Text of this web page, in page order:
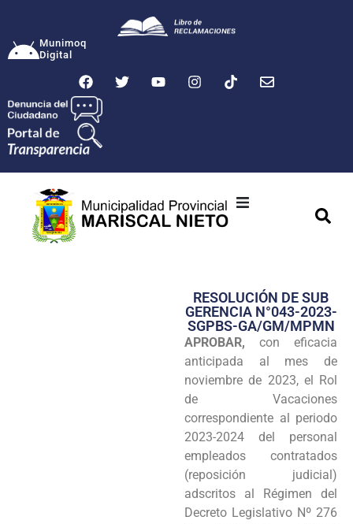
Munimoq
Digital
Transparencia
Seguridad
Programas
Intranet
RESOLUCIÓN DE SUB
GERENCIA N°043-2023-
SGPBS-GA/GM/MPMN
APROBAR, con eficacia
anticipada al mes de
noviembre de 2023, el Rol
de Vacaciones
correspondiente al periodo
2023-2024 del personal
empleados contratados
(reposición judicial)
adscritos al Régimen del
Decreto Legislativo Nº 276